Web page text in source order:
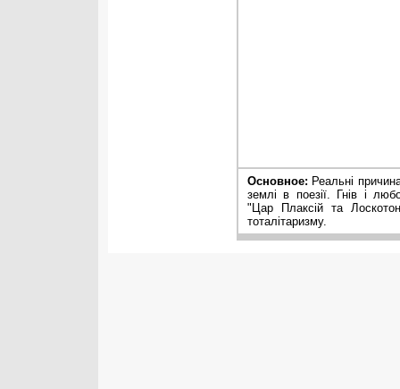
Основное: Реальні
землі в поезії. Гнів і
"Цар Плаксій та
тоталітаризму.